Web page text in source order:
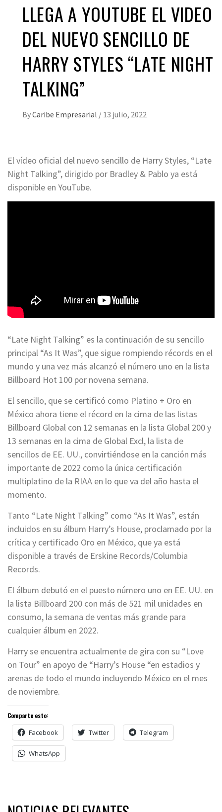
LLEGA A YOUTUBE EL VIDEO
DEL NUEVO SENCILLO DE
HARRY STYLES “LATE NIGHT
TALKING”
ByCaribe Empresarial / 13 julio, 2022
El vídeo oficial del nuevo sencillo de Harry Styles, “Late
Night Talking”, dirigido por Bradley & Pablo ya está
disponible en YouTube.
“Late Night Talking” es la continuación de su sencillo
principal “As It Was”, que sigue rompiendo récords en el
mundo y una vez más alcanzó el número uno en la lista
Billboard Hot 100 por novena semana.
El sencillo, que se certificó como Platino + Oro en
México ahora tiene el récord en la cima de las listas
Billboard Global con 12 semanas en la lista Global 200 y
13 semanas en la cima de Global Excl, la lista de
sencillos de EE. UU., convirtiéndose en la canción más
importante de 2022 como la única certificación
multiplatino de la RIAA en lo que va del año hasta el
momento.
Tanto “Late Night Talking” como “As It Was”, están
incluidos en su álbum Harry’s House, proclamado por la
crítica y certificado Oro en México, que ya está
disponible a través de Erskine Records/Columbia
Records.
El álbum debutó en el puesto número uno en EE. UU. en
la lista Billboard 200 con más de 521 mil unidades en
consumo, la semana de ventas más grande para
cualquier álbum en 2022.
Harry se encuentra actualmente de gira con su “Love
on Tour” en apoyo de “Harry’s House “en estadios y
arenas de todo el mundo incluyendo México en el mes
de noviembre.
Comparte esto:
Facebook Twitter Telegram
WhatsApp